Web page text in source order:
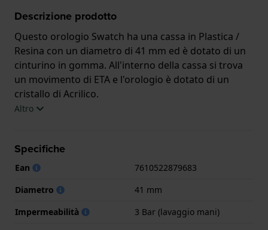
Descrizione prodotto
Questo orologio Swatch ha una cassa in Plastica /
Resina con un diametro di 41 mm ed è dotato di un
cinturino in gomma. All'interno della cassa si trova
un movimento di ETA e l'orologio è dotato di un
cristallo di Acrilico.
è fornito con 2 Anni di garanzia.
Altro
Specifiche
Ean
7610522879683
Diametro
41 mm
Impermeabilità
3 Bar (lavaggio mani)